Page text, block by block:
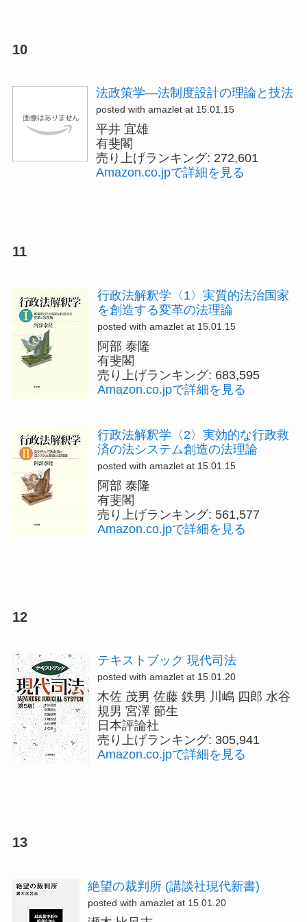
10
法政策学―法制度設計の理論と技法
posted with amazlet at 15.01.15
平井 宜雄
有斐閣
売り上げランキング: 272,601
Amazon.co.jpで詳細を見る
11
行政法解釈学〈1〉実質的法治国家
を創造する変革の法理論
posted with amazlet at 15.01.15
阿部 泰隆
有斐閣
売り上げランキング: 683,595
Amazon.co.jpで詳細を見る
行政法解釈学〈2〉実効的な行政救
済の法システム創造の法理論
posted with amazlet at 15.01.15
阿部 泰隆
有斐閣
売り上げランキング: 561,577
Amazon.co.jpで詳細を見る
12
テキストブック 現代司法
posted with amazlet at 15.01.20
木佐 茂男 佐藤 鉄男 川嶋 四郎 水谷
規男 宮澤 節生
日本評論社
売り上げランキング: 305,941
Amazon.co.jpで詳細を見る
13
絶望の裁判所 (講談社現代新書)
posted with amazlet at 15.01.20